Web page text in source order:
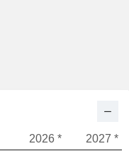
2026 *
2027 *